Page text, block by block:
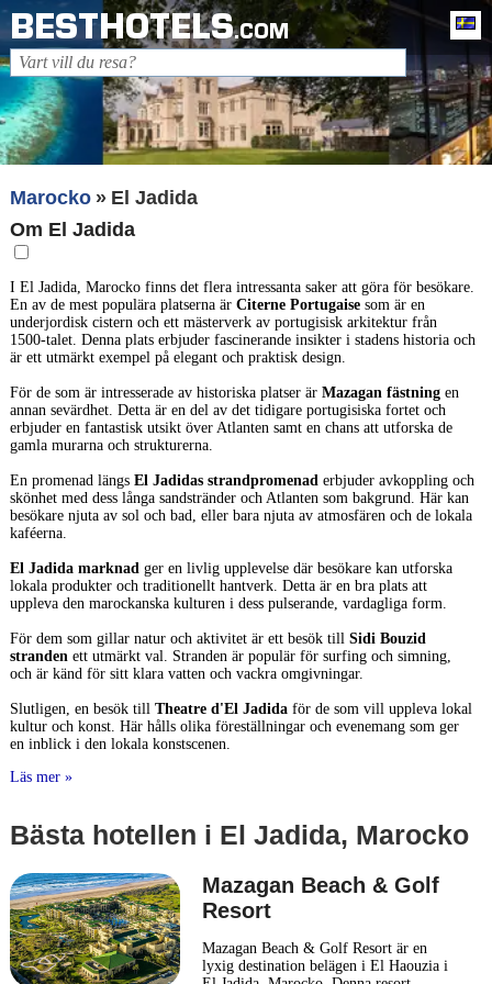
BESTHOTELS.COM
Marocko
El Jadida
Om El Jadida
I El Jadida, Marocko finns det flera intressanta saker att göra för besökare.
En av de mest populära platserna är Citerne Portugaisesom är en
underjordisk cistern och ett mästerverk av portugisisk arkitektur från
1500-talet. Denna plats erbjuder fascinerande insikter i stadens historia och
är ett utmärkt exempel på elegant och praktisk design.
För de som är intresserade av historiska platser är Mazagan fästningen
annan sevärdhet. Detta är en del av det tidigare portugisiska fortet och
erbjuder en fantastisk utsikt över Atlanten samt en chans att utforska de
gamla murarna och strukturerna.
En promenad längs El Jadidas strandpromenaderbjuder avkoppling och
skönhet med dess långa sandstränder och Atlanten som bakgrund. Här kan
besökare njuta av sol och bad, eller bara njuta av atmosfären och de lokala
kaféerna.
El Jadida marknadger en livlig upplevelse där besökare kan utforska
lokala produkter och traditionellt hantverk. Detta är en bra plats att
uppleva den marockanska kulturen i dess pulserande, vardagliga form.
För dem som gillar natur och aktivitet är ett besök till Sidi Bouzid
strandenett utmärkt val. Stranden är populär för surfing och simning,
och är känd för sitt klara vatten och vackra omgivningar.
Slutligen, en besök till Theatre d'El Jadidaför de som vill uppleva lokal
kultur och konst. Här hålls olika föreställningar och evenemang som ger
en inblick i den lokala konstscenen.
Läs mer »
Bästa hotellen i El Jadida, Marocko
Mazagan Beach & Golf
Resort
Mazagan Beach & Golf Resort är en
lyxig destination belägen i El Haouzia i